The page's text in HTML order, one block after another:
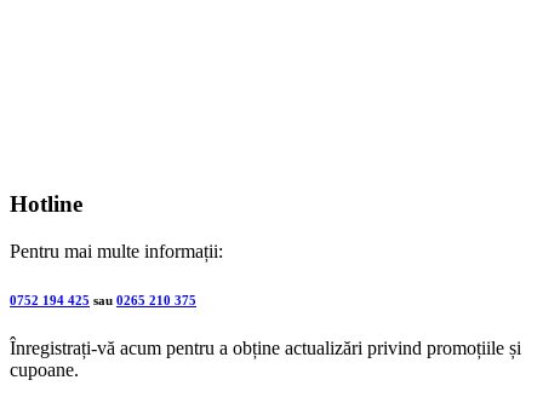
Hotline
Pentru mai multe informații:
0752 194 425 sau 0265 210 375
Înregistrați-vă acum pentru a obține actualizări privind promoțiile și
cupoane.